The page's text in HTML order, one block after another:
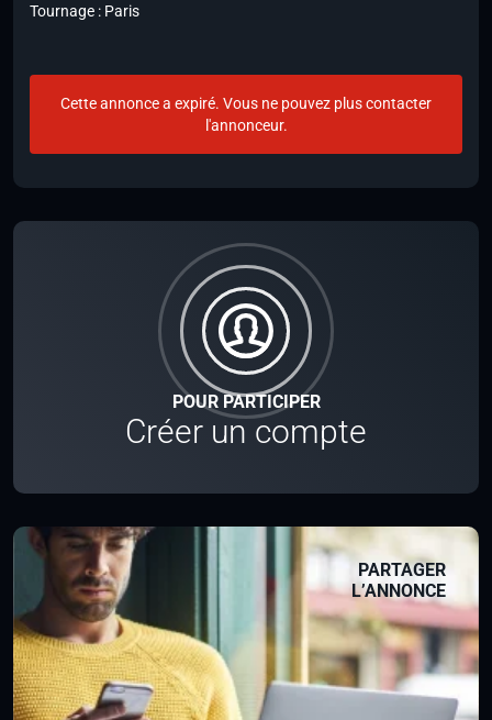
POUR PARTICIPER
Créer un compte
PARTAGER
L’ANNONCE
Tournage : Paris
Cette annonce a expiré. Vous ne pouvez plus contacter
l'annonceur.